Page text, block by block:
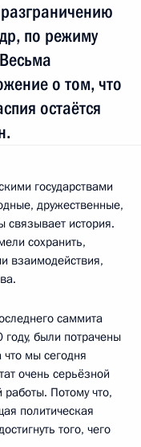
по режиму
о том, что
остаётся
государствами
дружественные,
связывает история.
сохранить,
взаимодействия,
саммита
были потрачены
что мы сегодня
очень серьёзной
Потому что,
политическая
того, чего